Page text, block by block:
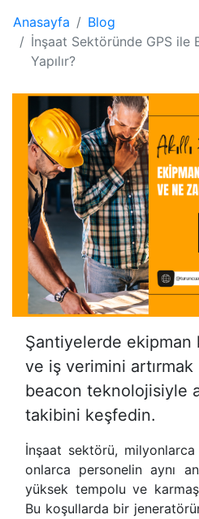
Anasayfa
Blog
İnşaat Sektöründe GPS ile
Yapılır?
Şantiyelerde ekipman
ve iş verimini
beacon teknolojisiyle
takibini keşfedin.
İnşaat sektörü, milyonlarca
onlarca personelin aynı
yüksek tempolu ve
Bu koşullarda bir